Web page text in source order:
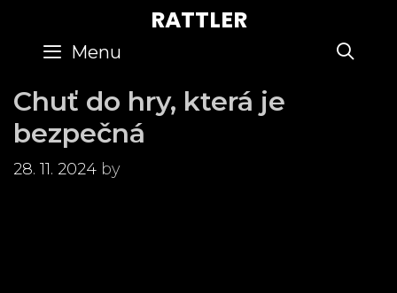
content
RATTLER
Menu
Chuť do hry, která je
bezpečná
28. 11. 2024 by